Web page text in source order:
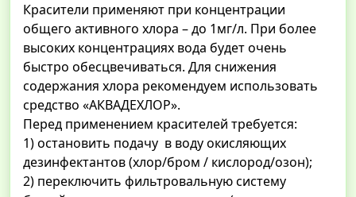
Красители применяют при концентрации
общего активного хлора – до 1мг/л. При более
высоких концентрациях вода будет очень
быстро обесцвечиваться. Для снижения
содержания хлора рекомендуем использовать
средство «АКВАДЕХЛОР».
Перед применением красителей требуется:
1) остановить подачу в воду окисляющих
дезинфектантов (хлор/бром / кислород/озон);
2) переключить фильтровальную систему